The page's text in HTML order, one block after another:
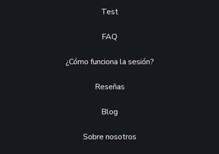
Test
FAQ
¿Cómo funciona la sesión?
Reseñas
Blog
Sobre nosotros